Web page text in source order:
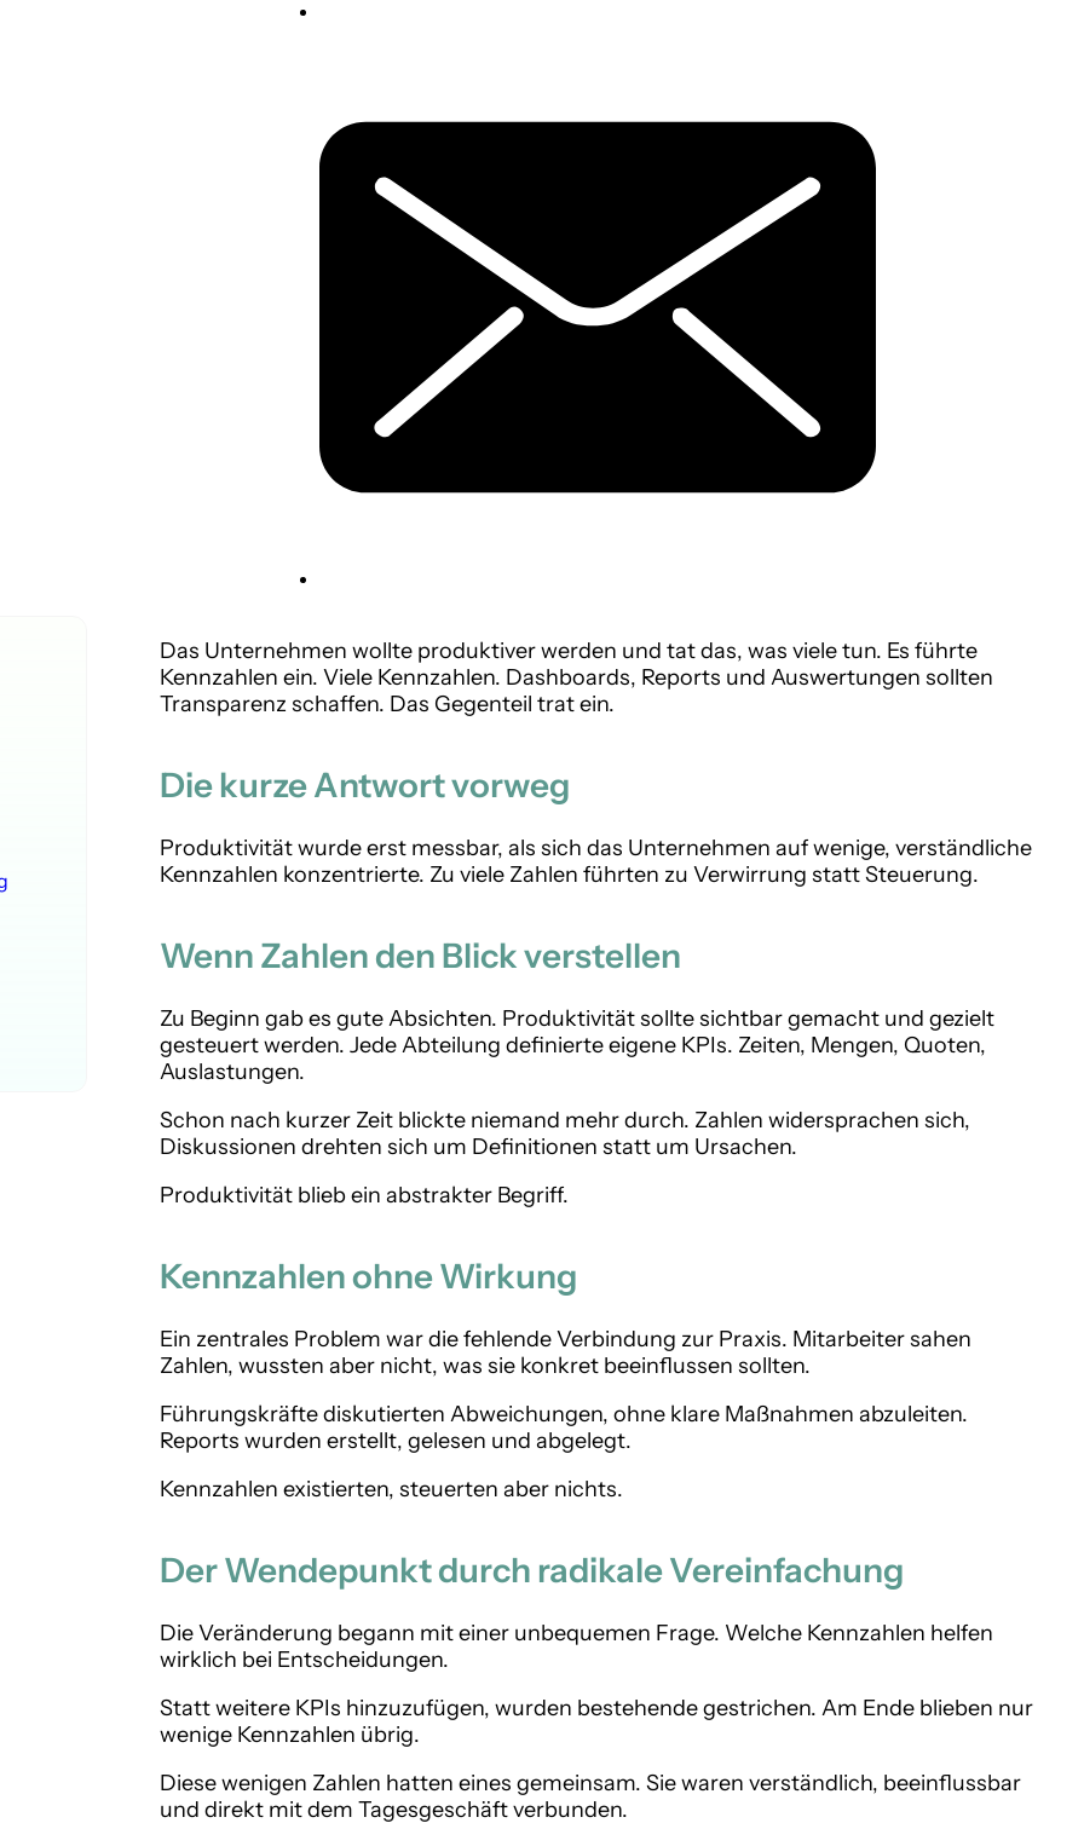
Das Unternehmen wollte produktiver werden und tat das, was viele tun. Es führte
Kennzahlen ein. Viele Kennzahlen. Dashboards, Reports und Auswertungen sollten
Transparenz schaffen. Das Gegenteil trat ein.
Die kurze Antwort vorweg
Produktivität wurde erst messbar, als sich das Unternehmen auf wenige, verständliche
Kennzahlen konzentrierte. Zu viele Zahlen führten zu Verwirrung statt Steuerung.
Wenn Zahlen den Blick verstellen
Zu Beginn gab es gute Absichten. Produktivität sollte sichtbar gemacht und gezielt
gesteuert werden. Jede Abteilung definierte eigene KPIs. Zeiten, Mengen, Quoten,
Auslastungen.
Schon nach kurzer Zeit blickte niemand mehr durch. Zahlen widersprachen sich,
Diskussionen drehten sich um Definitionen statt um Ursachen.
Produktivität blieb ein abstrakter Begriff.
Kennzahlen ohne Wirkung
Ein zentrales Problem war die fehlende Verbindung zur Praxis. Mitarbeiter sahen
Zahlen, wussten aber nicht, was sie konkret beeinflussen sollten.
Führungskräfte diskutierten Abweichungen, ohne klare Maßnahmen abzuleiten.
Reports wurden erstellt, gelesen und abgelegt.
Kennzahlen existierten, steuerten aber nichts.
Der Wendepunkt durch radikale Vereinfachung
Die Veränderung begann mit einer unbequemen Frage. Welche Kennzahlen helfen
wirklich bei Entscheidungen.
Statt weitere KPIs hinzuzufügen, wurden bestehende gestrichen. Am Ende blieben nur
wenige Kennzahlen übrig.
Diese wenigen Zahlen hatten eines gemeinsam. Sie waren verständlich, beeinflussbar
und direkt mit dem Tagesgeschäft verbunden.